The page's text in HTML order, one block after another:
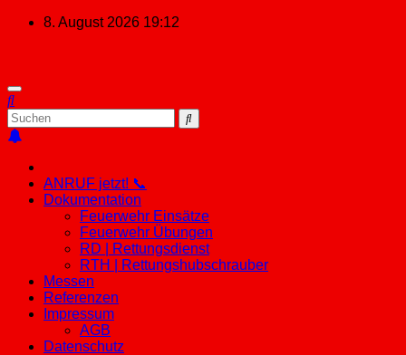
Zum
8. August 2026 19:12
ANRUF jetzt! 📞
Dokumentation
Feuerwehr Einsätze
Feuerwehr Übungen
RD | Rettungsdienst
RTH | Rettungshubschrauber
Messen
Referenzen
Impressum
AGB
Datenschutz